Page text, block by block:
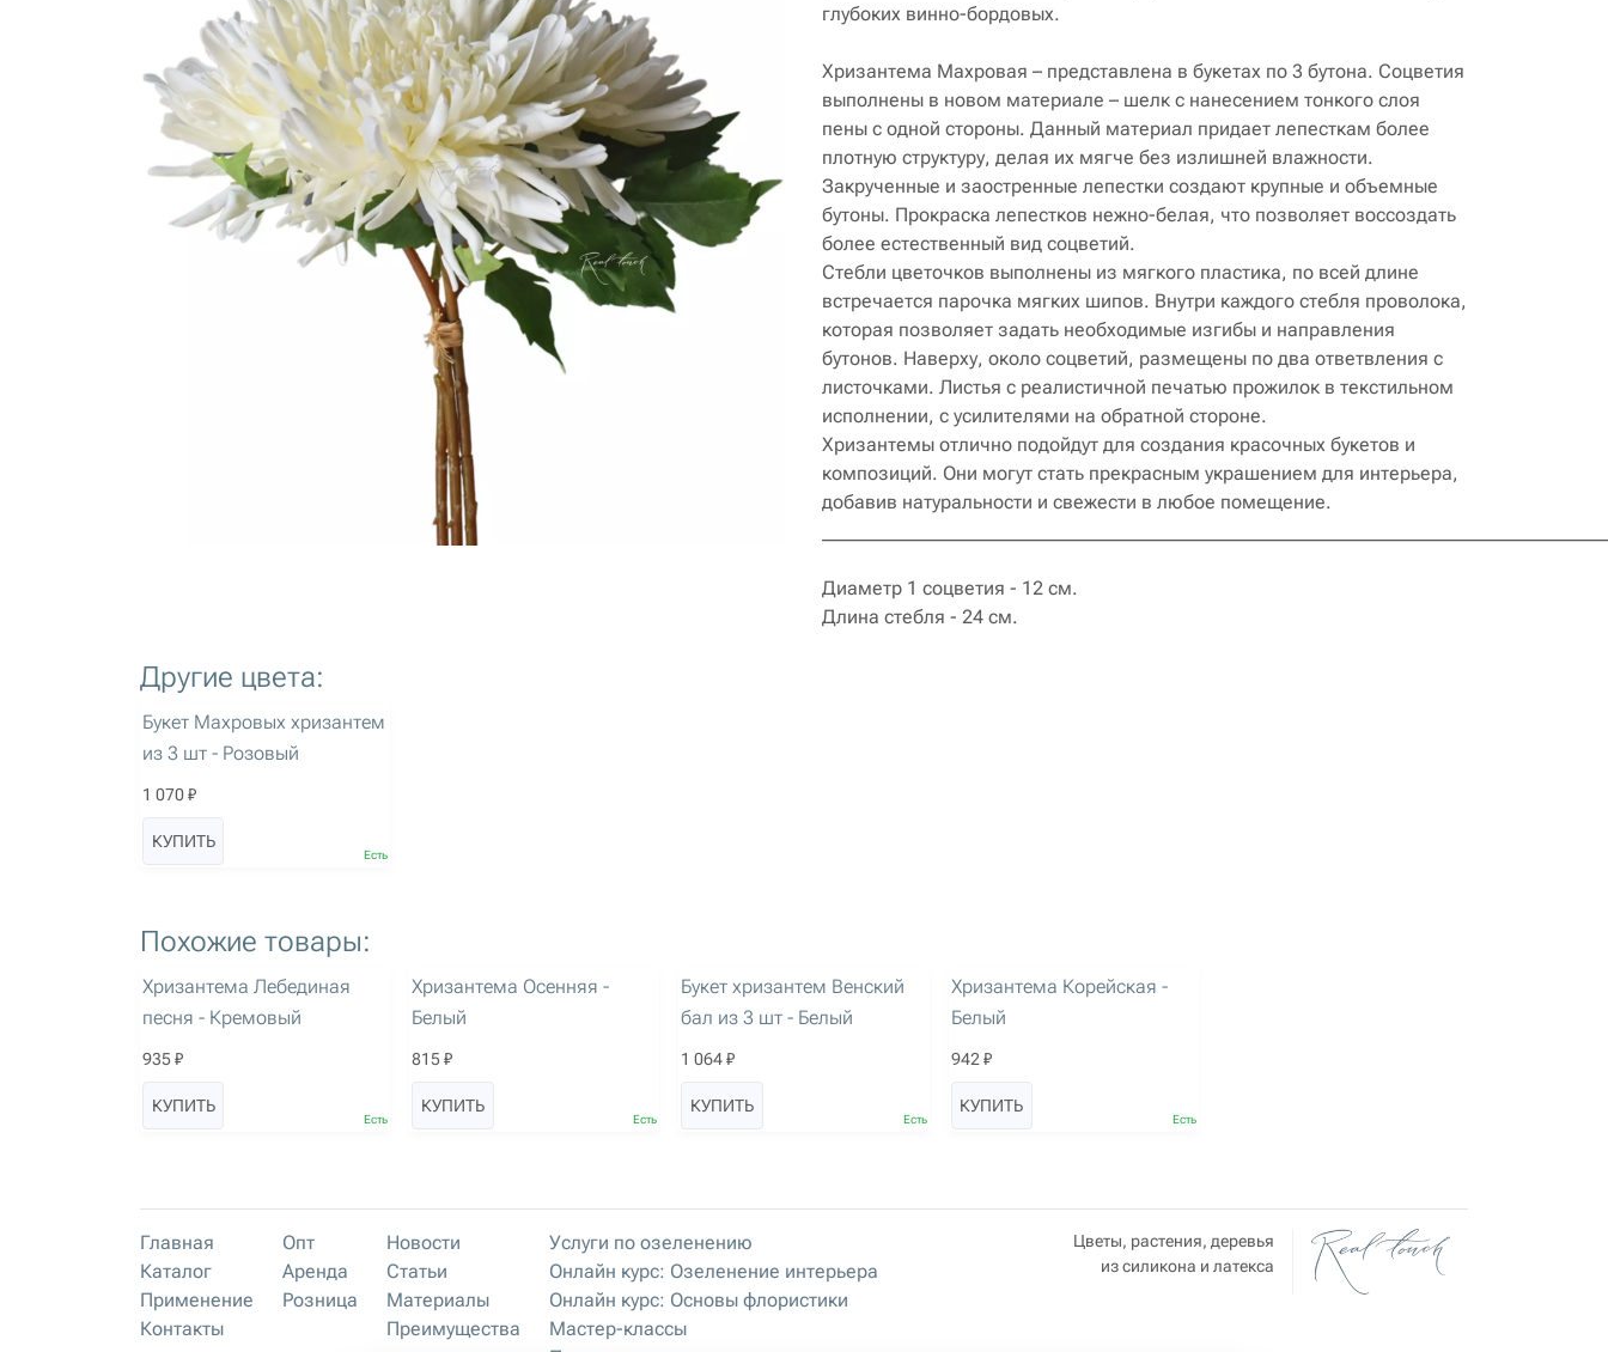
глубоких винно-бордовых.
Хризантема Махровая – представлена в букетах по 3 бутона. Соцветия
выполнены в новом материале – шелк с нанесением тонкого слоя
пены с одной стороны. Данный материал придает лепесткам более
плотную структуру, делая их мягче без излишней влажности.
Закрученные и заостренные лепестки создают крупные и объемные
бутоны. Прокраска лепестков нежно-белая, что позволяет воссоздать
более естественный вид соцветий.
Стебли цветочков выполнены из мягкого пластика, по всей длине
встречается парочка мягких шипов. Внутри каждого стебля проволока,
которая позволяет задать необходимые изгибы и направления
бутонов. Наверху, около соцветий, размещены по два ответвления с
листочками. Листья с реалистичной печатью прожилок в текстильном
исполнении, с усилителями на обратной стороне.
Хризантемы отлично подойдут для создания красочных букетов и
композиций. Они могут стать прекрасным украшением для интерьера,
добавив натуральности и свежести в любое помещение.
Диаметр 1 соцветия - 12 см.
Длина стебля - 24 см.
Другие цвета:
артикул: 2990
Букет Махровых хризантем
из 3 шт - Розовый
1 070 ₽
КУПИТЬ
Есть
Похожие товары:
артикул: 2176
Хризантема Лебединая
песня - Кремовый
935 ₽
КУПИТЬ
Есть
Хризантема Осенняя -
Белый
815 ₽
КУПИТЬ
Есть
Букет хризантем Венский
бал из 3 шт - Белый
1 064 ₽
КУПИТЬ
Есть
Хризантема Корейская -
Белый
942 ₽
КУПИТЬ
Есть
Главная
Каталог
Применение
Контакты
Опт
Аренда
Розница
Новости
Статьи
Материалы
Преимущества
Услуги по озеленению
Онлайн курс: Озеленение интерьера
Онлайн курс: Основы флористики
Мастер-классы
Цветы, растения, деревья
из силикона и латекса